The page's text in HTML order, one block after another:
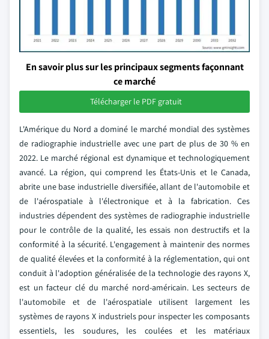
En savoir plus sur les principaux segments façonnant
ce marché
Télécharger le PDF gratuit
L'Amérique du Nord a dominé le marché mondial des systèmes
de radiographie industrielle avec une part de plus de 30 % en
2022. Le marché régional est dynamique et technologiquement
avancé. La région, qui comprend les États-Unis et le Canada,
abrite une base industrielle diversifiée, allant de l'automobile et
de l'aérospatiale à l'électronique et à la fabrication. Ces
industries dépendent des systèmes de radiographie industrielle
pour le contrôle de la qualité, les essais non destructifs et la
conformité à la sécurité. L'engagement à maintenir des normes
de qualité élevées et la conformité à la réglementation, qui ont
conduit à l'adoption généralisée de la technologie des rayons X,
est un facteur clé du marché nord-américain. Les secteurs de
l'automobile et de l'aérospatiale utilisent largement les
systèmes de rayons X industriels pour inspecter les composants
essentiels, les soudures, les coulées et les matériaux